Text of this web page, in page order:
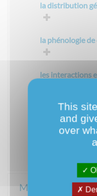
la distribution
la phénologie
les interactions
La prolifération
L’apparition
Mesures
This
and
over